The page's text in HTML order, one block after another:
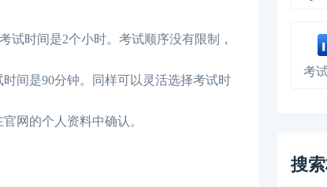
时间是2个小时。考试顺序没有限制，
间是90分钟。同样可以灵活选择考试时
网的个人资料中确认。
考
搜